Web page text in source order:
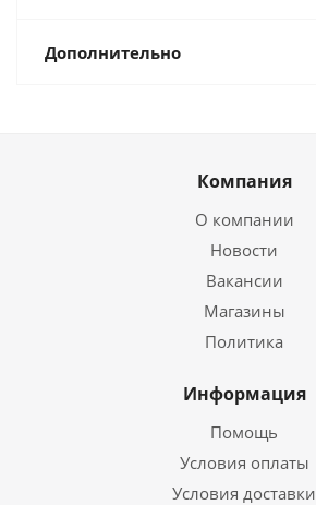
Дополнительно
Компания
О компании
Новости
Вакансии
Магазины
Политика
Информация
Помощь
Условия оплаты
Условия доставки